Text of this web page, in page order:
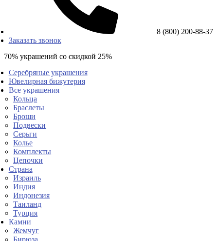
8 (800) 200-88-37
Заказать звонок
70% украшений со скидкой 25%
Серебряные украшения
Ювелирная бижутерия
Все украшения
Кольца
Браслеты
Броши
Подвески
Серьги
Колье
Комплекты
Цепочки
Страна
Израиль
Индия
Индонезия
Таиланд
Турция
Камни
Жемчуг
Бирюза